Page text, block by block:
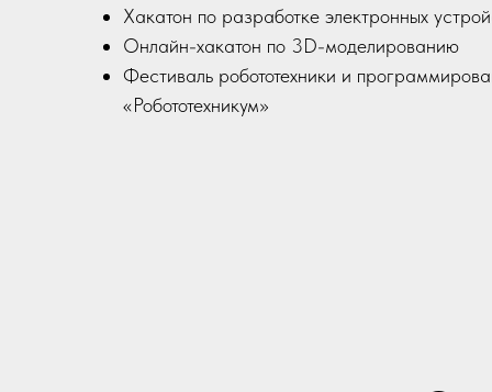
Хакатон по разработке электронных
Онлайн-хакатон по 3D-моделированию
Фестиваль робототехники и
«Робототехникум»